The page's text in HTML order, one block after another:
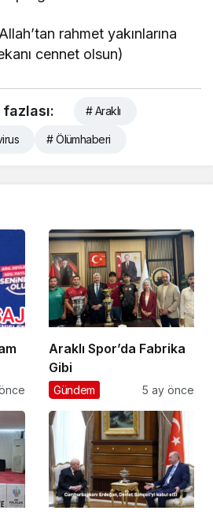
rahmet yakınlarına
cennet olsun)
# Araklı
# Ölümhaberi
Araklı Spor’da Fabrika
Gibi
Gündem 5 ay önce